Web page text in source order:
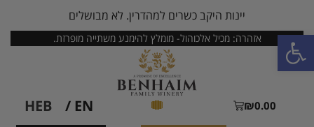
פתח סרגל נגישות
יינות היקב כשרים למהדרין. לא מבושלים
אזהרה: מכיל אלכוהול- מומלץ להימנע משתייה מופרזת.
₪0.00
EN /
HEB